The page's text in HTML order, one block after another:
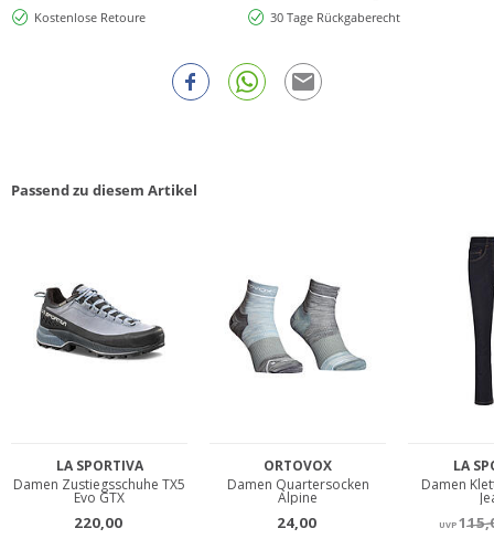
Kostenlose Retoure
30 Tage Rückgaberecht
Passend zu diesem Artikel